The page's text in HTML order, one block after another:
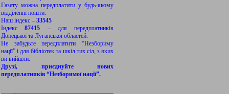
Газету можна передплатити у будь-якому
відділенні пошти:
Наш індекс – 33545
Індекс87415 – для передплатників
Донецької та Луганської областей.
Не забудьте передплатити “Незбориму
нації” і для бібліотек та шкіл тих сіл, з яких
ви вийшли.
Друзі, приєднуйте нових
передплатників “Незборимої нації”.